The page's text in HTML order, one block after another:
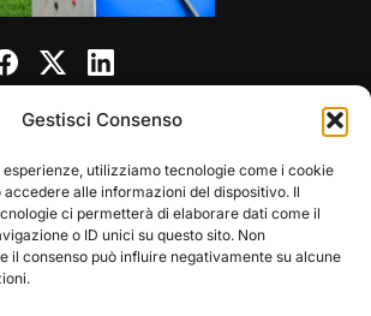
Gestisci Consenso
utilizziamo tecnologie come i cookie
alle informazioni del dispositivo. Il
ci permetterà di elaborare dati come il
o ID unici su questo sito. Non
il consenso può influire negativamente su alcune